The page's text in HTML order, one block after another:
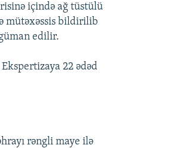
içində ağ tüstülü
mütəxəssis bildirilib
edilir.
22 ədəd
rəngli maye ilə